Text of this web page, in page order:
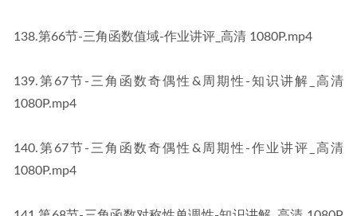
​138​.第66节-三角函数值域-作业讲评_高清 1080P​​.mp4
​139​.第67节-三角函数奇偶性&周期性-知识讲解_高清
1080P​​.mp4
​140​.第67节-三角函数奇偶性&周期性-作业讲评_高清
1080P​​.mp4